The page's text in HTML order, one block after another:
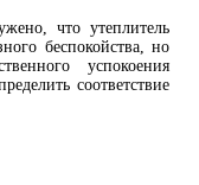
что утеплитель
беспокойства, но
успокоения
соответствие